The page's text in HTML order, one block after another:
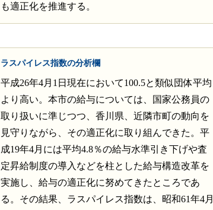
も適正化を推進する。
ラスパイレス指数の分析欄
平成26年4月1日現在において100.5と類似団体平均
より高い。本市の給与については、国家公務員の
取り扱いに準じつつ、香川県、近隣市町の動向を
見守りながら、その適正化に取り組んできた。平
成19年4月には平均4.8％の給与水準引き下げや査
定昇給制度の導入などを柱とした給与構造改革を
実施し、給与の適正化に努めてきたところであ
る。その結果、ラスパイレス指数は、昭和61年4月